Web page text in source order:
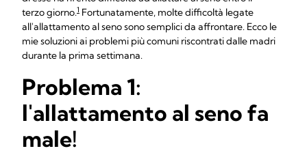
terzo giorno.1 Fortunatamente, molte difficoltà legate
all'allattamento al seno sono semplici da affrontare. Ecco le
mie soluzioni ai problemi più comuni riscontrati dalle madri
durante la prima settimana.
Problema 1:
l'allattamento al seno fa
male!